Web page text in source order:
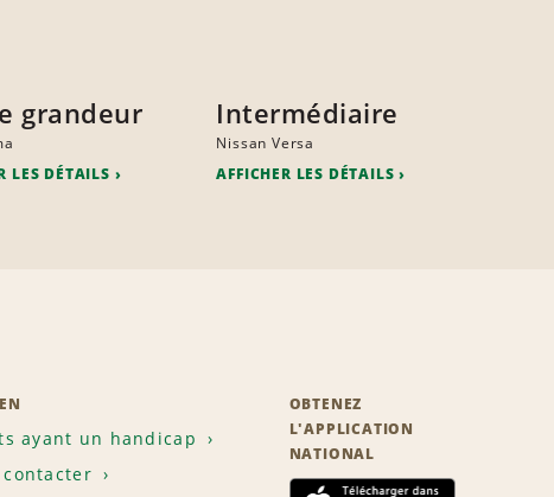
grandeur
LES DÉTAILS
Intermédiaire
Nissan Versa
AFFICHER LES DÉTAILS
ayant un handicap
contacter
OBTENEZ
L'APPLICATION
NATIONAL